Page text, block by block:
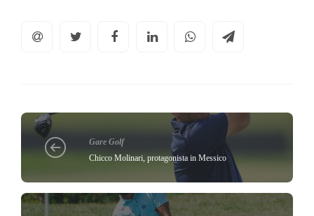
Gare Golf
Chicco Molinari, protagonista in Messico